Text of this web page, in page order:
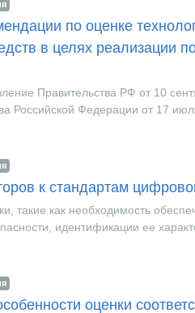
по оценке
в целях реализации
Правительства РФ от 10
Российской Федерации от 17
к стандартам
как необходимость
идентификации ее
оценки